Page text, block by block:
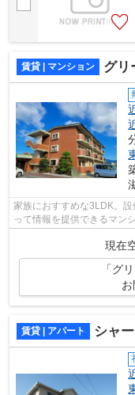
賃貸 | マンション グリ
家族におすすめな3LDK。
って情報を提供できるマン
現在
「グ
賃貸 | アパート シャ